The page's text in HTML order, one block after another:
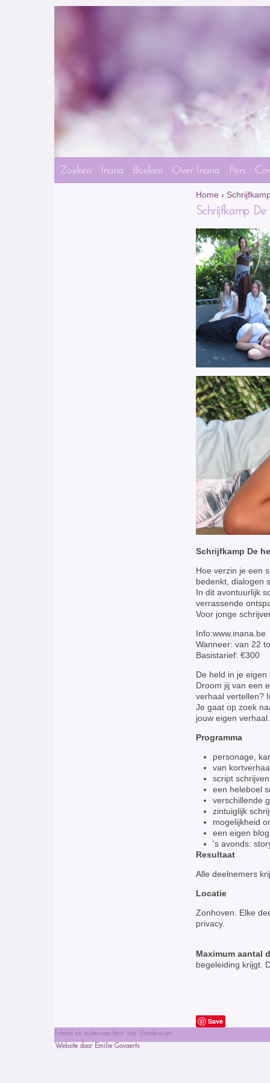
Home ›
Schrijfkamp
Schrijfkamp De
Hoe verzin je een
bedenkt, dialogen
In dit avontuurlijk
verrassende
Voor jonge
Info:www.inana.be
Wanneer: van 22
Basistarief: €300
De held in je eigen
Droom jij van een
verhaal vertellen?
Je gaat op zoek
jouw eigen verhaal.
Programma
personage,
van
script
een heleboel
verschillende
zintuiglijk
mogelijkheid
een eigen
's avonds:
Resultaat
Alle deelnemers
Locatie
Zonhoven. Elke
privacy.
Maximum aantal
begeleiding krijgt.
Save
Zoeken Inana Boeken Over Inana Pers
Inhoud en auteursrechten: Ina Vandewijer
Website door Emilie Govaerts